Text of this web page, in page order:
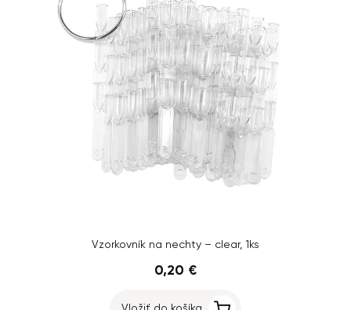
Vzorkovník na nechty – clear, 1ks
0,20 €